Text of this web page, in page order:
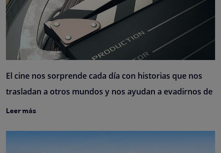
El cine nos sorprende cada día con historias que nos
trasladan a otros mundos y nos ayudan a evadirnos de
Leer más